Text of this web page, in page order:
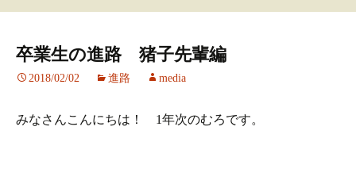
ッ
卒業生の進路 猪子先輩編
2018/02/02 進路 media
みなさんこんにちは！ 1年次のむろです。